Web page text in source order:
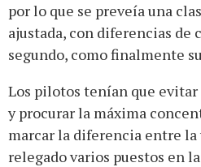
por lo que se preveía una
ajustada, con diferencias de
segundo, como finalmente
Los pilotos tenían que
y procurar la máxima
marcar la diferencia entre
relegado varios puestos en